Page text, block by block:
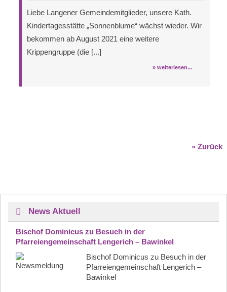
Liebe Langener Gemeindemitglieder, unsere Kath.
Kindertagesstätte „Sonnenblume“ wächst wieder. Wir
bekommen ab August 2021 eine weitere
Krippengruppe (die [...]
» weiterlesen...
» Zurück
News Aktuell
Bischof Dominicus zu Besuch in der
Pfarreiengemeinschaft Lengerich – Bawinkel
Bischof Dominicus zu Besuch in der
Pfarreiengemeinschaft Lengerich –
Bawinkel